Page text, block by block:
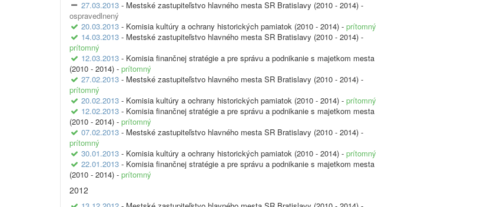
27.03.2013 - Mestské zastupiteľstvo hlavného mesta SR Bratislavy (2010 - 2014) -
ospravedlnený
20.03.2013 - Komisia kultúry a ochrany historických pamiatok (2010 - 2014) - prítomný
14.03.2013 - Mestské zastupiteľstvo hlavného mesta SR Bratislavy (2010 - 2014) -
prítomný
12.03.2013 - Komisia finančnej stratégie a pre správu a podnikanie s majetkom mesta
(2010 - 2014) - prítomný
27.02.2013 - Mestské zastupiteľstvo hlavného mesta SR Bratislavy (2010 - 2014) -
prítomný
20.02.2013 - Komisia kultúry a ochrany historických pamiatok (2010 - 2014) - prítomný
12.02.2013 - Komisia finančnej stratégie a pre správu a podnikanie s majetkom mesta
(2010 - 2014) - prítomný
07.02.2013 - Mestské zastupiteľstvo hlavného mesta SR Bratislavy (2010 - 2014) -
prítomný
30.01.2013 - Komisia kultúry a ochrany historických pamiatok (2010 - 2014) - prítomný
22.01.2013 - Komisia finančnej stratégie a pre správu a podnikanie s majetkom mesta
(2010 - 2014) - prítomný
2012